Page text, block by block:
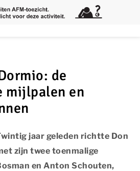
de
mijlpalen en
jaar geleden richtte Don
zijn twee toenmalige
en Anton Schouten,